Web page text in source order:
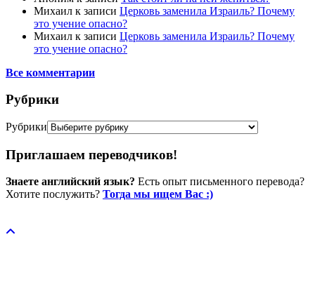
Михаил к записи Церковь заменила Израиль? Почему
это учение опасно?
Михаил к записи Церковь заменила Израиль? Почему
это учение опасно?
Все комментарии
Рубрики
Рубрики
Приглашаем переводчиков!
Знаете английский язык? Есть опыт письменного перевода?
Хотите послужить? Тогда мы ищем Вас :)